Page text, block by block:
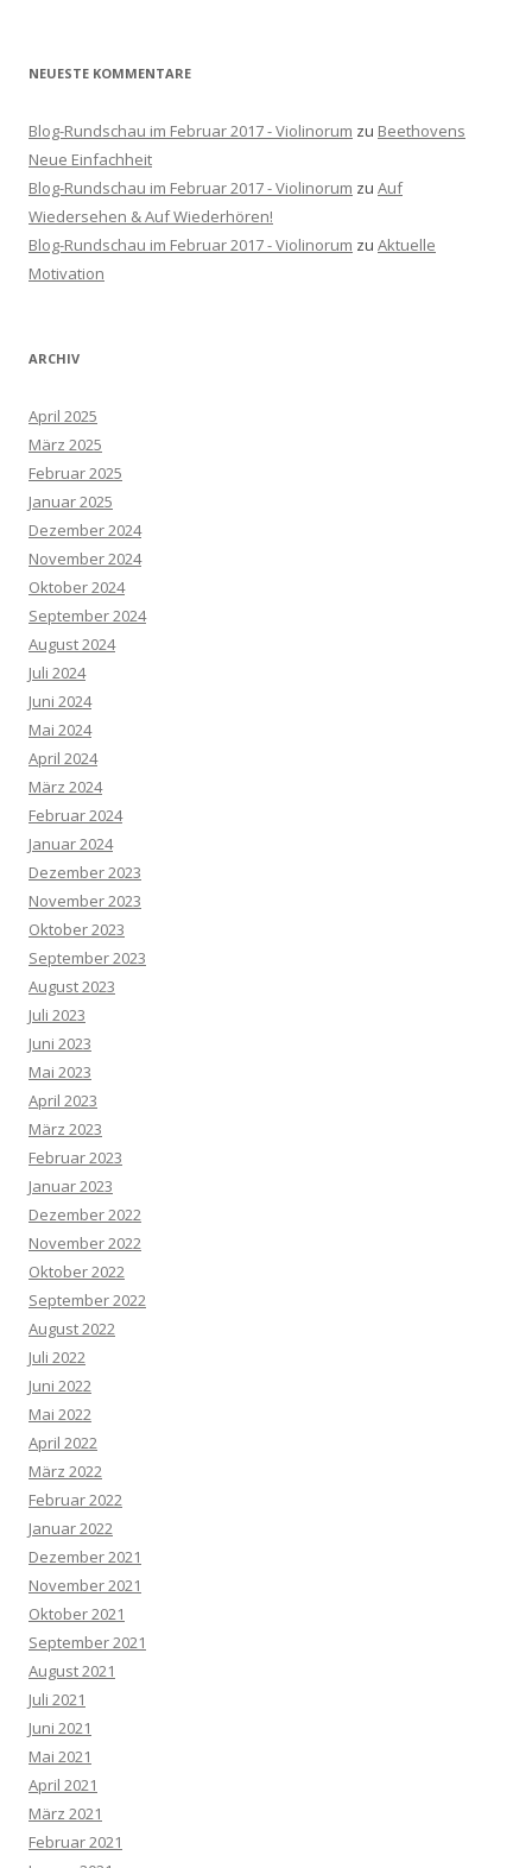
NEUESTE KOMMENTARE
Blog-Rundschau im Februar 2017 - Violinorum zu Beethovens
Neue Einfachheit
Blog-Rundschau im Februar 2017 - Violinorum zu Auf
Wiedersehen & Auf Wiederhören!
Blog-Rundschau im Februar 2017 - Violinorum zu Aktuelle
Motivation
ARCHIV
April 2025
März 2025
Februar 2025
Januar 2025
Dezember 2024
November 2024
Oktober 2024
September 2024
August 2024
Juli 2024
Juni 2024
Mai 2024
April 2024
März 2024
Februar 2024
Januar 2024
Dezember 2023
November 2023
Oktober 2023
September 2023
August 2023
Juli 2023
Juni 2023
Mai 2023
April 2023
März 2023
Februar 2023
Januar 2023
Dezember 2022
November 2022
Oktober 2022
September 2022
August 2022
Juli 2022
Juni 2022
Mai 2022
April 2022
März 2022
Februar 2022
Januar 2022
Dezember 2021
November 2021
Oktober 2021
September 2021
August 2021
Juli 2021
Juni 2021
Mai 2021
April 2021
März 2021
Februar 2021